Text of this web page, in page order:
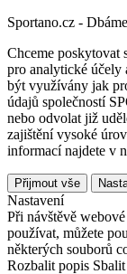
Sportano.cz -
Chceme poskytovat
pro analytické účely
být využívány jak
údajů společností
nebo odvolat již
zajištění vysoké
informací najdete v
Přijmout vše
Nastavení
Při návštěvě
používat, můžete
některých souborů
Rozbalit popis